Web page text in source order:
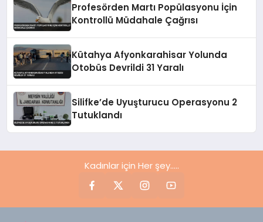
Profesörden Martı Popülasyonu İçin
Kontrollü Müdahale Çağrısı
Kütahya Afyonkarahisar Yolunda
Otobüs Devrildi 31 Yaralı
Silifke’de Uyuşturucu Operasyonu 2
Tutuklandı
Kadınlar için Her şey.....